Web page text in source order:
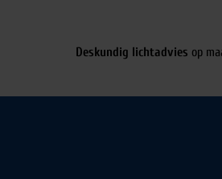
Deskundig lichtadvies op